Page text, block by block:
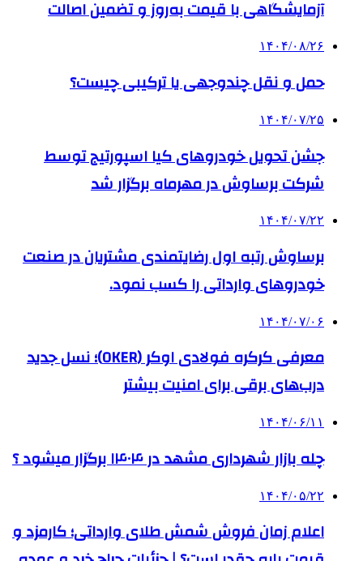
آزمایشگاهی با قیمت به‌روز و تضمین اصالت
۱۴۰۴/۰۸/۲۶
حمل و نقل چندوجهی یا ترکیبی چیست؟
۱۴۰۴/۰۷/۲۵
جشن تحویل خودروهای کیا اسپورتیج توسط
شرکت برساوش در مهرماه برگزار شد
۱۴۰۴/۰۷/۲۲
برساوش رتبه اول رضایتمندی مشتریان در صنعت
خودروهای وارداتی را کسب نمود.
۱۴۰۴/۰۷/۰۶
معرفی کرکره فولادی اوکر (OKER)؛ نسل جدید
درب‌های برقی برای امنیت بیشتر
۱۴۰۴/۰۶/۱۱
چله بازار شهرداری مشهد در ۱۴۰۴ برگزار میشود ؟
۱۴۰۴/۰۵/۲۲
اعلام زمان فروش شمش طلای وارداتی؛ کارمزد و